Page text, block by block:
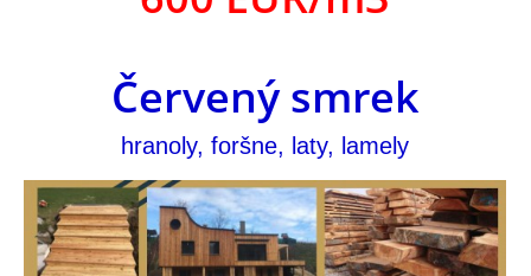
Červený smrek
hranoly, foršne, laty, lamely